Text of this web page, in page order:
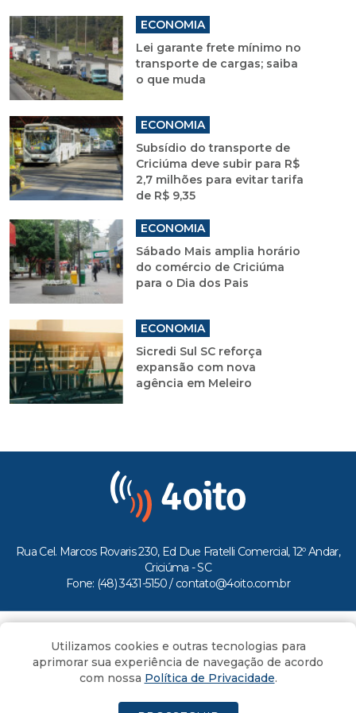
ECONOMIA
Lei garante frete mínimo no
transporte de cargas; saiba
o que muda
ECONOMIA
Subsídio do transporte de
Criciúma deve subir para R$
2,7 milhões para evitar tarifa
de R$ 9,35
ECONOMIA
Sábado Mais amplia horário
do comércio de Criciúma
para o Dia dos Pais
ECONOMIA
Sicredi Sul SC reforça
expansão com nova
agência em Meleiro
Rua Cel. Marcos Rovaris 230, Ed Due Fratelli Comercial, 12º Andar,
Criciúma - SC
Fone: (48) 3431-5150 / contato@4oito.com.br
Todos os direitos reservados ao Portal 4oito
Utilizamos cookies e outras tecnologias para
aprimorar sua experiência de navegação de acordo
com nossa Política de Privacidade.